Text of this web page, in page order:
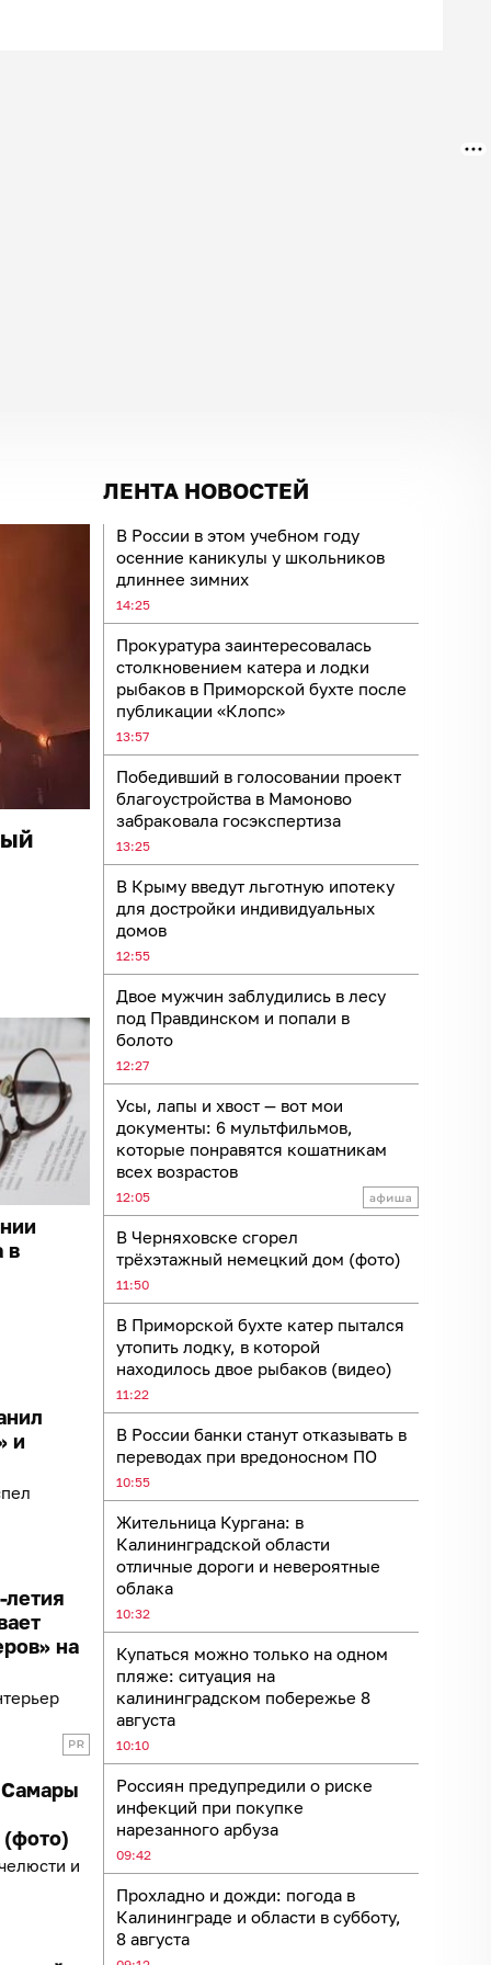
ЛЕНТА НОВОСТЕЙ
В России в этом учебном году
осенние каникулы у школьников
длиннее зимних
14:25
Прокуратура заинтересовалась
столкновением катера и лодки
рыбаков в Приморской бухте после
публикации «Клопс»
13:57
Победивший в голосовании проект
благоустройства в Мамоново
забраковала госэкспертиза
13:25
В Крыму введут льготную ипотеку
для достройки индивидуальных
домов
12:55
Двое мужчин заблудились в лесу
под Правдинском и попали в
болото
12:27
Усы, лапы и хвост — вот мои
документы: 6 мультфильмов,
которые понравятся кошатникам
всех возрастов
12:05
В Черняховске сгорел
трёхэтажный немецкий дом (фото)
11:50
В Приморской бухте катер пытался
утопить лодку, в которой
находилось двое рыбаков (видео)
11:22
В России банки станут отказывать в
переводах при вредоносном ПО
10:55
Жительница Кургана: в
Калининградской области
отличные дороги и невероятные
облака
10:32
Купаться можно только на одном
пляже: ситуация на
калининградском побережье 8
августа
10:10
Россиян предупредили о риске
инфекций при покупке
нарезанного арбуза
09:42
Прохладно и дожди: погода в
Калининграде и области в субботу,
8 августа
в
и
летия
на
Самары
(фото)
и